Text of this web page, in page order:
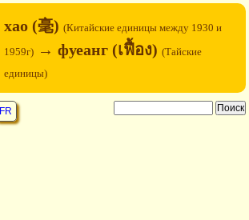
хао (毫) (Китайские единицы между 1930 и
1959г) → фуеанг (เฟื้อง) (Тайские
единицы)
FR